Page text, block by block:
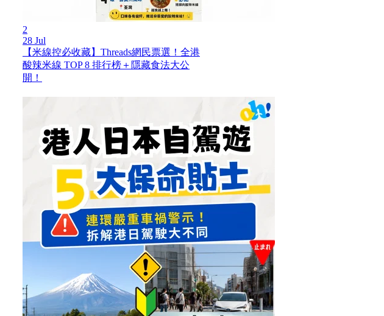
2
28 Jul
【米線控必收藏】Threads網民票選！全港
酸辣米線 TOP 8 排行榜＋隱藏食法大公
開！